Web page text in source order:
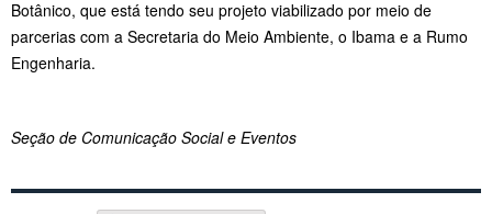
Botânico, que está tendo seu projeto viabilizado por meio de
parcerias com a Secretaria do Meio Ambiente, o Ibama e a Rumo
Engenharia.
Seção de Comunicação Social e Eventos